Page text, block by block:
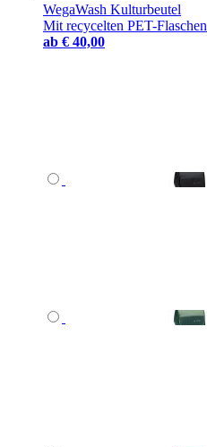
WegaWash Kulturbeutel
Mit recycelten PET-Flaschen
ab € 40,00